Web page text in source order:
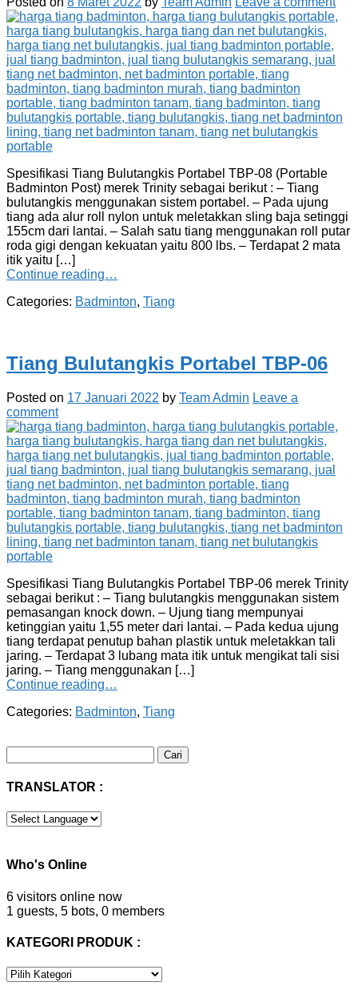
Spesifikasi Tiang Bulutangkis Portabel TBP-08 (Portable
Badminton Post) merek Trinity sebagai berikut : – Tiang
bulutangkis menggunakan sistem portabel. – Pada ujung
tiang ada alur roll nylon untuk meletakkan sling baja setinggi
155cm dari lantai. – Salah satu tiang menggunakan roll putar
roda gigi dengan kekuatan yaitu 800 lbs. – Terdapat 2 mata
itik yaitu […]
Continue reading…
Categories: Badminton, Tiang
Tiang Bulutangkis Portabel TBP-06
Posted on 17 Januari 2022 by Team Admin Leave a
comment
Spesifikasi Tiang Bulutangkis Portabel TBP-06 merek Trinity
sebagai berikut : – Tiang bulutangkis menggunakan sistem
pemasangan knock down. – Ujung tiang mempunyai
ketinggian yaitu 1,55 meter dari lantai. – Pada kedua ujung
tiang terdapat penutup bahan plastik untuk meletakkan tali
jaring. – Terdapat 3 lubang mata itik untuk mengikat tali sisi
jaring. – Tiang menggunakan […]
Continue reading…
Categories: Badminton, Tiang
untuk:
TRANSLATOR :
Who's Online
6 visitors online now
1 guests, 5 bots, 0 members
KATEGORI PRODUK :
KATEGORI